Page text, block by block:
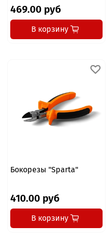
469.00 руб
В корзину
Бокорезы "Sparta"
410.00 руб
В корзину